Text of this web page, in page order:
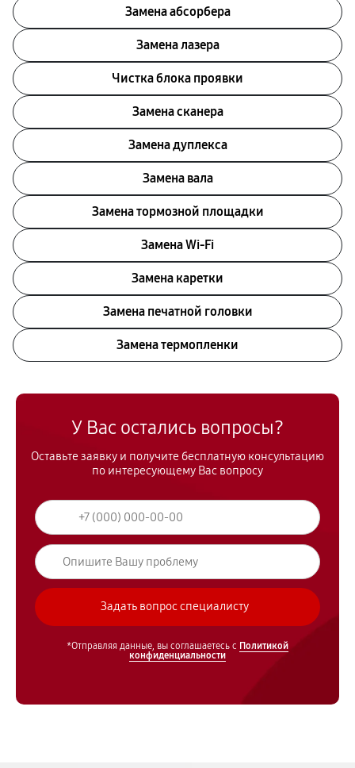
Замена абсорбера
Замена лазера
Чистка блока проявки
Замена сканера
Замена дуплекса
Замена вала
Замена тормозной площадки
Замена Wi-Fi
Замена каретки
Замена печатной головки
Замена термопленки
У Вас остались вопросы?
Оставьте заявку и получите бесплатную консультацию
по интересующему Вас вопросу
*Отправляя данные, вы соглашаетесь с Политикой
конфиденциальности